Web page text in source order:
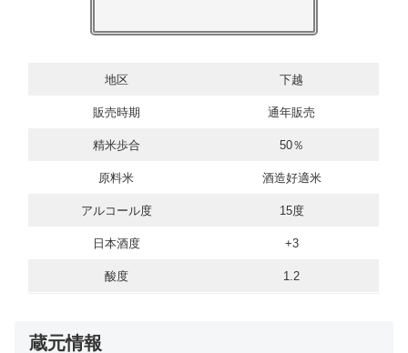
地区 下越
販売時期 通年販売
精米歩合 50％
原料米 酒造好適米
アルコール度 15度
日本酒度 +3
酸度 1.2
蔵元情報